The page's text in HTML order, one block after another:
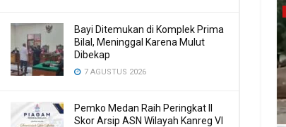
Bayi Ditemukan di Komplek Prima
Bilal, Meninggal Karena Mulut
Dibekap
7 AGUSTUS 2026
Pemko Medan Raih Peringkat II
Skor Arsip ASN Wilayah Kanreg VI